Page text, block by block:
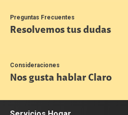
Preguntas Frecuentes
Resolvemos tus dudas
Consideraciones
Nos gusta hablar Claro